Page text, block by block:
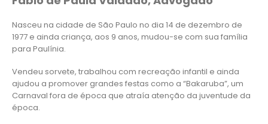
Nasceu na cidade de São Paulo no dia 14 de dezembro de
1977 e ainda criança, aos 9 anos, mudou-se com sua família
para Paulínia.
Vendeu sorvete, trabalhou com recreação infantil e ainda
ajudou a promover grandes festas como a “Bakaruba”, um
Carnaval fora de época que atraía atenção da juventude da
época.